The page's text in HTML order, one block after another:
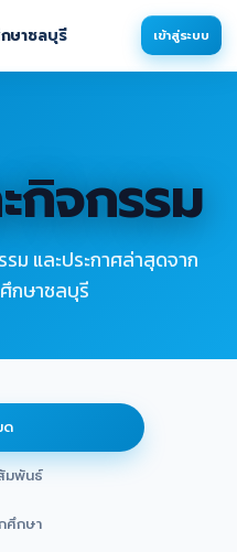
ษาชลบุรี เข้าสู่ระบบ
กิจกรรม
ม และประกาศล่าสุดจาก
กษาชลบุรี
ด
มพันธ์
ศึกษา